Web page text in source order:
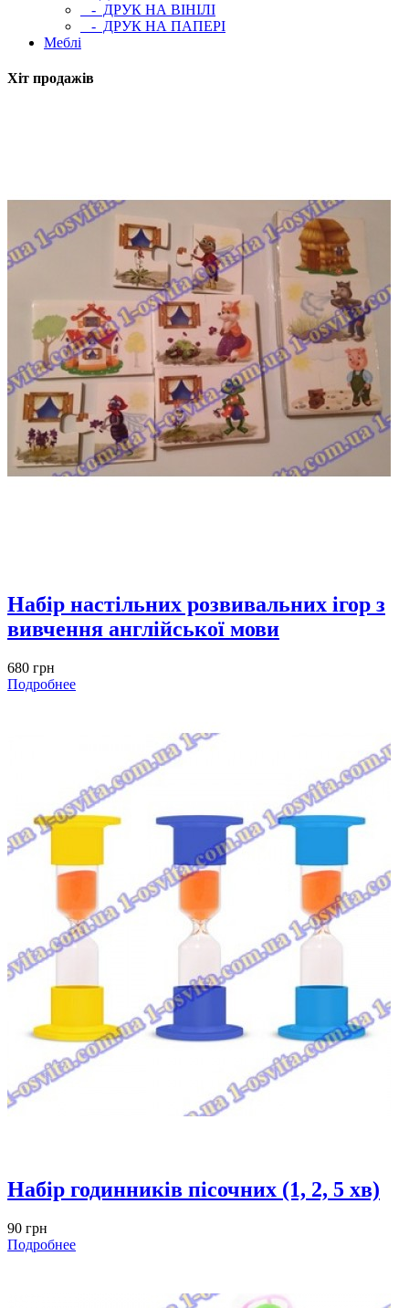
- ДРУК НА ВІНІЛІ
- ДРУК НА ПАПЕРІ
Меблі
Хіт продажів
Набір настільних розвивальних ігор з
вивчення англійської мови
680 грн
Подробнее
Набір годинників пісочних (1, 2, 5 хв)
90 грн
Подробнее